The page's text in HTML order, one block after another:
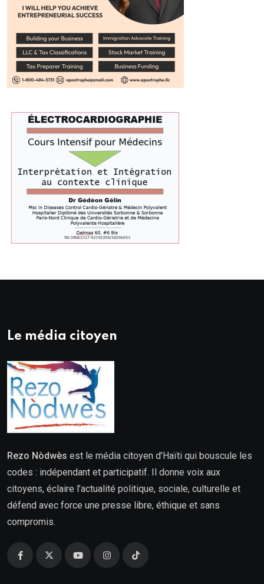
Le média citoyen
Rezo Nòdwès est le média citoyen d’Haïti qui bouscule les
codes : indépendant et participatif. Il donne voix aux
citoyens, éclaire l’actualité politique, sociale, culturelle et
défend avec force une presse libre, éthique et sans
compromis.